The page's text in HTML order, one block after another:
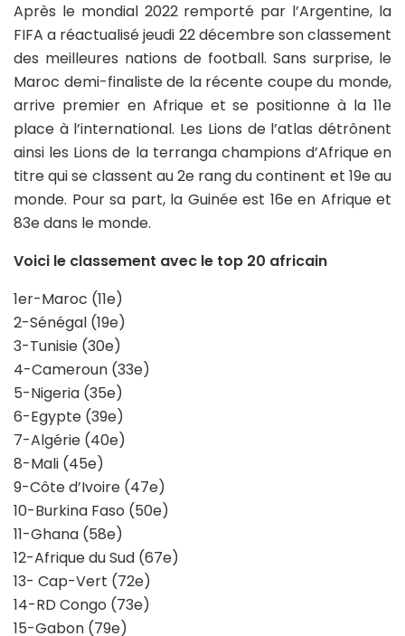
Après le mondial 2022 remporté par l’Argentine, la
FIFA a réactualisé jeudi 22 décembre son classement
des meilleures nations de football. Sans surprise, le
Maroc demi-finaliste de la récente coupe du monde,
arrive premier en Afrique et se positionne à la 11e
place à l’international. Les Lions de l’atlas détrônent
ainsi les Lions de la terranga champions d’Afrique en
titre qui se classent au 2e rang du continent et 19e au
monde. Pour sa part, la Guinée est 16e en Afrique et
83e dans le monde.
Voici le classement avec le top 20 africain
1er-Maroc (11e)
2-Sénégal (19e)
3-Tunisie (30e)
4-Cameroun (33e)
5-Nigeria (35e)
6-Egypte (39e)
7-Algérie (40e)
8-Mali (45e)
9-Côte d’Ivoire (47e)
10-Burkina Faso (50e)
11-Ghana (58e)
12-Afrique du Sud (67e)
13- Cap-Vert (72e)
14-RD Congo (73e)
15-Gabon (79e)